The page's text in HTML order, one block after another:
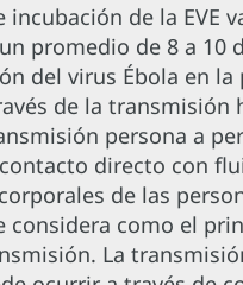
incubación de la EVE
promedio de 8 a 10
del virus Ébola en la
de la transmisión
persona a
directo con
de las
considera como el
La